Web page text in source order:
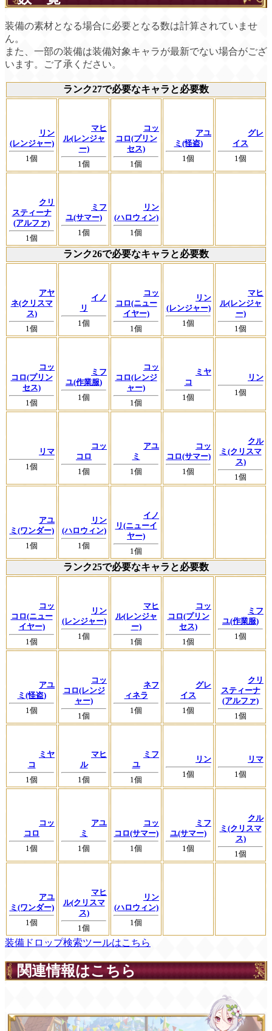
装備の素材となる場合に必要となる数は計算されていませ
ん。
また、一部の装備は装備対象キャラが最新でない場合がござ
います。ご了承ください。
ランク27で必要なキャラと必要数
リン
(レンジャー)
1個
マヒ
ル(レンジャ
ー)
1個
コッ
コロ(プリン
セス)
1個
アユ
ミ(怪盗)
1個
グレ
イス
1個
クリ
スティーナ
(アルファ)
1個
ミフ
ユ(サマー)
1個
リン
(ハロウィン)
1個
ランク26で必要なキャラと必要数
アヤ
ネ(クリスマ
ス)
1個
イノ
リ
1個
コッ
コロ(ニュー
イヤー)
1個
リン
(レンジャー)
1個
マヒ
ル(レンジャ
ー)
1個
コッ
コロ(プリン
セス)
1個
ミフ
ユ(作業服)
1個
コッ
コロ(レンジ
ャー)
1個
ミヤ
コ
1個
リン
1個
リマ
1個
コッ
コロ
1個
アユ
ミ
1個
コッ
コロ(サマー)
1個
クル
ミ(クリスマ
ス)
1個
アユ
ミ(ワンダー)
1個
リン
(ハロウィン)
1個
イノ
リ(ニューイ
ヤー)
1個
ランク25で必要なキャラと必要数
コッ
コロ(ニュー
イヤー)
1個
リン
(レンジャー)
1個
マヒ
ル(レンジャ
ー)
1個
コッ
コロ(プリン
セス)
1個
ミフ
ユ(作業服)
1個
アユ
ミ(怪盗)
1個
コッ
コロ(レンジ
ャー)
1個
ネフ
ィネラ
1個
グレ
イス
1個
クリ
スティーナ
(アルファ)
1個
ミヤ
コ
1個
マヒ
ル
1個
ミフ
ユ
1個
リン
1個
リマ
1個
コッ
コロ
1個
アユ
ミ
1個
コッ
コロ(サマー)
1個
ミフ
ユ(サマー)
1個
クル
ミ(クリスマ
ス)
1個
アユ
ミ(ワンダー)
1個
マヒ
ル(クリスマ
ス)
1個
リン
(ハロウィン)
1個
装備ドロップ検索ツールはこちら
関連情報はこちら